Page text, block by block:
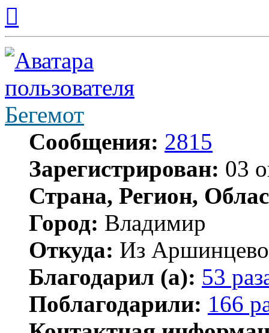
началу
Бегемот
Сообщения: 2815
Зарегистрирован: 03
Страна, Регион,
Город: Владимир
Откуда: Из
Благодарил (а): 53
Поблагодарили: 166